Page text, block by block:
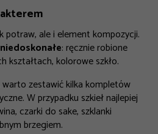
potraw, ale i element kompozycji.
: ręcznie robione
kształtach, kolorowe szkło.
zestawić kilka kompletów
W przypadku szkieł najlepiej
czarki do sake, szklanki
brzegiem.